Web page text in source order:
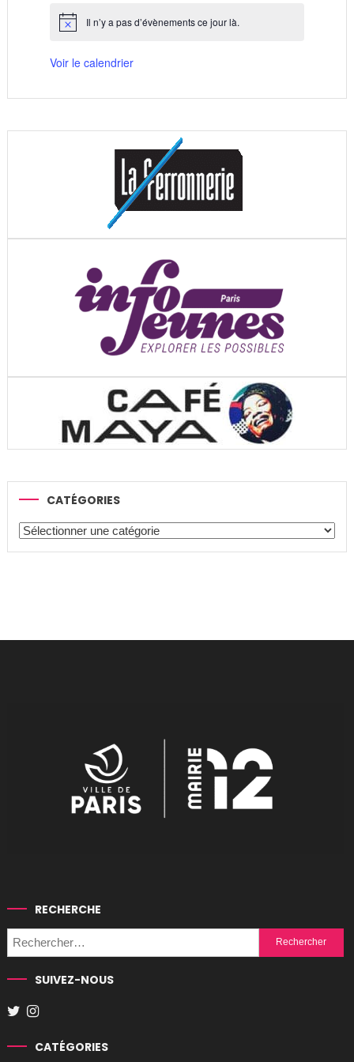
Notice Il n’y a pas d’évènements ce jour là.
Voir le calendrier
CATÉGORIES
Catégories
RECHERCHE
Rechercher :
SUIVEZ-NOUS
CATÉGORIES